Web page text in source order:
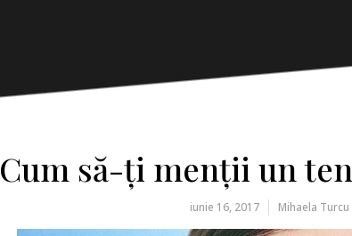
Cum să-ți menții un
iunie 16, 2017 Mihaela Turcu